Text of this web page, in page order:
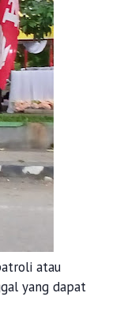
atau
yang dapat